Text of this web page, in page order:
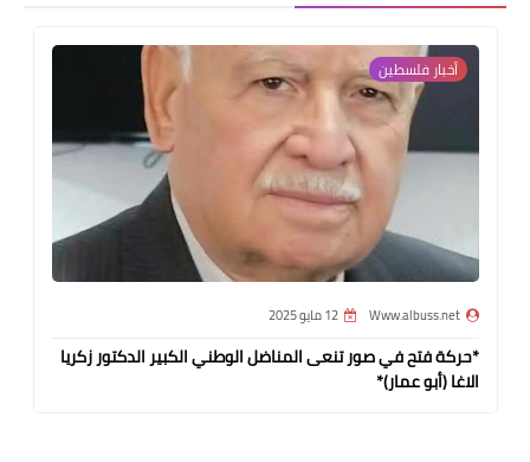
أخبار فلسطين
Www.albuss.net 12 مايو 2025
*حركة فتح في صور تنعى المناضل الوطني الكبير الدكتور زكريا
الاغا (أبو عمار)*